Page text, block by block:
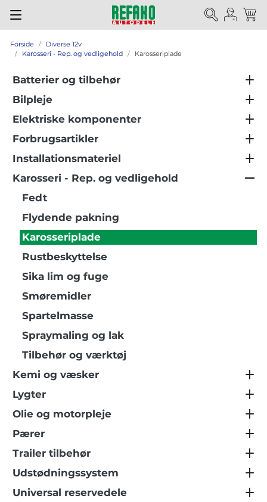
Forside
Diverse 12v
Karosseri - Rep. og vedligehold
Karosseriplade
Batterier og tilbehør
Bilpleje
Elektriske komponenter
Forbrugsartikler
Installationsmateriel
Karosseri - Rep. og vedligehold
Fedt
Flydende pakning
Karosseriplade
Rustbeskyttelse
Sika lim og fuge
Smøremidler
Spartelmasse
Spraymaling og lak
Tilbehør og værktøj
Kemi og væsker
Lygter
Olie og motorpleje
Pærer
Trailer tilbehør
Udstødningssystem
Universal reservedele